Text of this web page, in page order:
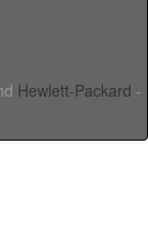
Hewlett-Packard -